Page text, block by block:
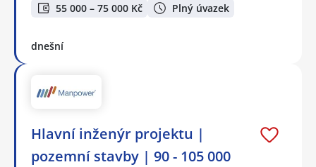
55 000 – 75 000 Kč Plný úvazek
dnešní
Hlavní inženýr projektu |
pozemní stavby | 90 - 105 000